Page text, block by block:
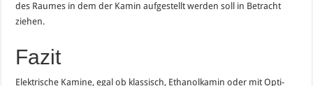
des Raumes in dem der Kamin aufgestellt werden soll in Betracht
ziehen.
Fazit
Elektrische Kamine, egal ob klassisch, Ethanolkamin oder mit Opti-